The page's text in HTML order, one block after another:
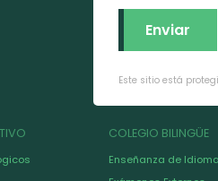
Este sitio está
COLEGIO BILINGÜE
Enseñanza de